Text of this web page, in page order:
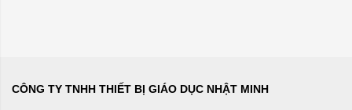
CÔNG TY TNHH THIẾT BỊ GIÁO DỤC NHẬT MINH